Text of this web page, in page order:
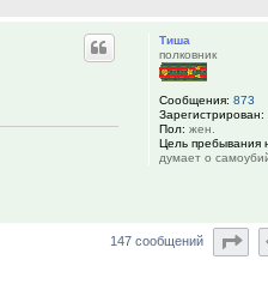
Тиша
полковник
Сообщения: 873
Зарегистрирован:
Пол: жен.
Цель пребывания
думает о
147 сообщений